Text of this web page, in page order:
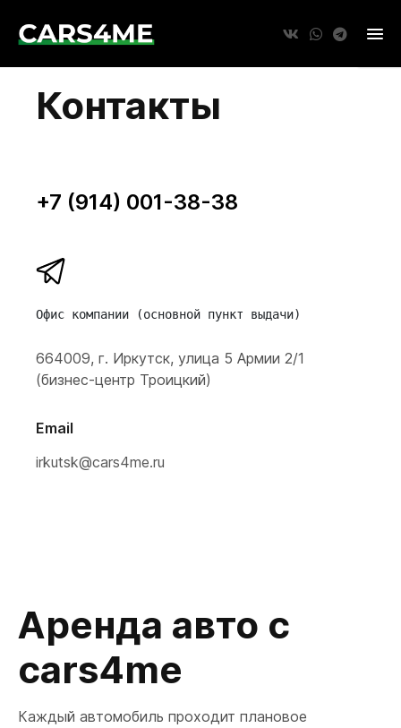
Контакты
+7 (914) 001-38-38
Офис компании (основной пункт выдачи)
664009, г. Иркутск, улица 5 Армии 2/1
(бизнес-центр Троицкий)
Email
irkutsk@cars4me.ru
Аренда авто с
cars4me
Каждый автомобиль проходит плановое